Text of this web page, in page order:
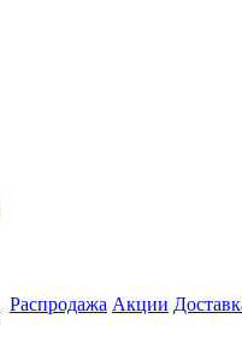
Распродажа Акции